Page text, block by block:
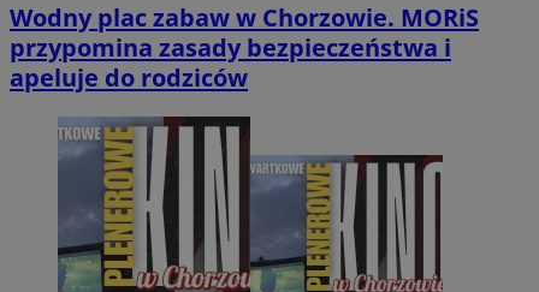
Wodny plac zabaw w Chorzowie. MORiS
przypomina zasady bezpieczeństwa i
apeluje do rodziców